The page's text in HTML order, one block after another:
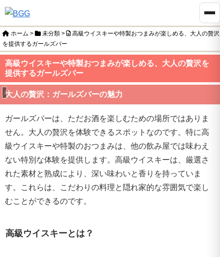
ホーム > 未分類 >
高級ウイスキーや特製おつまみが楽しめる、大人の贅沢
を提供するガールズバー
高級ウイスキーや特製おつまみが楽しめる、大人の贅沢を
提供するガールズバー
未分類
大人の贅沢：ガールズバーの魅力
ガールズバーは、ただお酒を楽しむための場所ではありま
せん。大人の贅沢を体験できるスポットなのです。特に高
級ウイスキーや特製のおつまみは、他の飲み屋では味わえ
ない特別な体験を提供します。高級ウイスキーは、厳選さ
れた素材と熟成により、深い味わいと香りを持っていま
す。これらは、こだわりの料理と隠れ家的な雰囲気で楽し
むことができるのです。
高級ウイスキーとは？